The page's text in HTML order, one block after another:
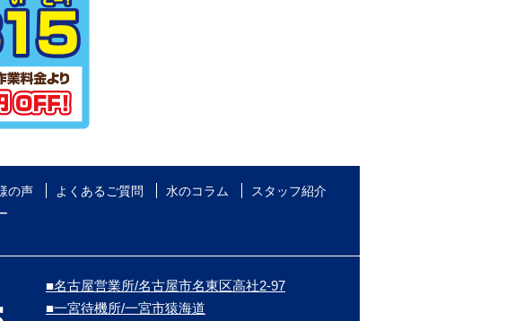
の声 よくあるご質問 水のコラム
スタッフ紹介
■名古屋営業所/名古屋市名東区高社2-97
■一宮待機所/一宮市猿海道